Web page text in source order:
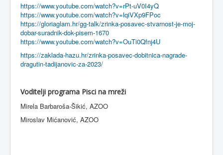
https://www.youtube.com/watch?v=rPt-uV0I4yQ
https://www.youtube.com/watch?v=lqiVXp9FPoc
https://gloriaglam.hr/gg-talk/zrinka-posavec-stvarnost-je-moj-
dobar-suradnik-dok-pisem-1670
https://www.youtube.com/watch?v=OuTi0Qfnj4U
https://zaklada-hazu.hr/zrinka-posavec-dobitnica-nagrade-
dragutin-tadijanovic-za-2023/
Voditelji programa Pisci na mreži
Mirela Barbaroša-Šikić, AZOO
Miroslav Mićanović, AZOO